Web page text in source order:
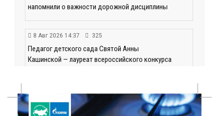
напомнили о важности дорожной дисциплины
8 Авг 2026 14:37 325
Педагог детского сада Святой Анны
Кашинской — лауреат всероссийского конкурса
Тверские экологи сняли на видео медвежий обед